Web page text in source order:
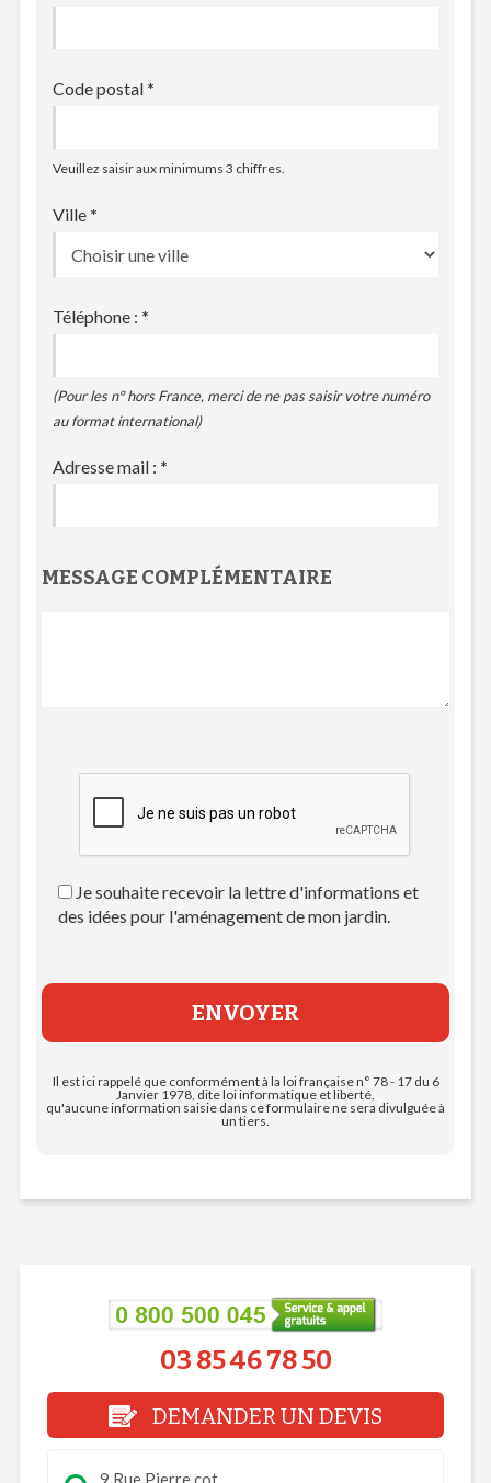
03 85 46 78 50
DEMANDER UN DEVIS
Code postal *
Veuillez saisir aux minimums 3 chiffres.
Ville *
Téléphone : *
(Pour les n° hors France, merci de ne pas saisir votre numéro
au format international)
Adresse mail : *
MESSAGE COMPLÉMENTAIRE
Je souhaite recevoir la lettre d'informations et
des idées pour l'aménagement de mon jardin.
Il est ici rappelé que conformément à la loi française n° 78 - 17 du 6
Janvier 1978, dite loi informatique et liberté,
qu'aucune information saisie dans ce formulaire ne sera divulguée à
un tiers.